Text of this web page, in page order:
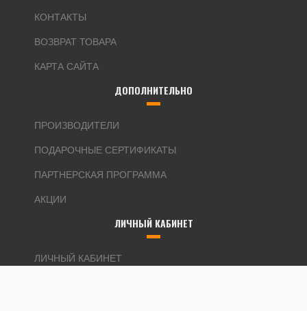
КОНТАКТЫ
ВОЗВРАТ ТОВАРА
КАРТА САЙТА
ДОПОЛНИТЕЛЬНО
ПРОИЗВОДИТЕЛИ
ПОДАРОЧНЫЕ СЕРТИФИКАТЫ
ПАРТНЕРСКАЯ ПРОГРАММА
АКЦИИ
ЛИЧНЫЙ КАБИНЕТ
ЛИЧНЫЙ КАБИНЕТ